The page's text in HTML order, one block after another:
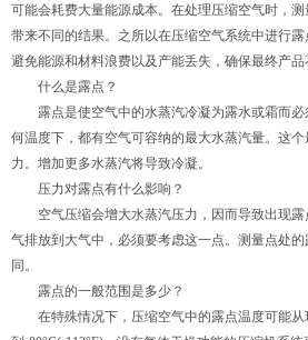
可能会耗费大量能源成本。在处理压缩空气时，
带来不同的结果。之所以在压缩空气系统中进行
避免能源和材料浪费以及产能丢失，确保最终产品
什么是露点？
露点是使空气中的水蒸汽冷凝为露水或霜而必
何温度下，都有空气可容纳的最大水蒸汽量。这
力。增加更多水蒸汽将导致冷凝。
压力对露点有什么影响？
空气压缩会增大水蒸汽压力，因而导致出现露
气排放到大气中，必须要考虑这一点。测量点处
同。
露点的一般范围是多少？
在特殊情况下，压缩空气中的露点温度可能从